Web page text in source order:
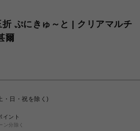
ぷにきゅ～と | クリアマルチ
爾
・日・祝を除く)
イント
ン分除く